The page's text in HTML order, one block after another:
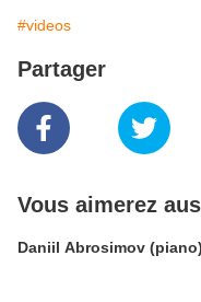
#videos
Partager
Vous aimerez
Daniil Abrosimov